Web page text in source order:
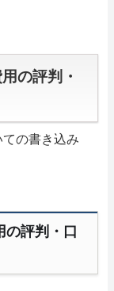
の評判・
の書き込み
評判・口